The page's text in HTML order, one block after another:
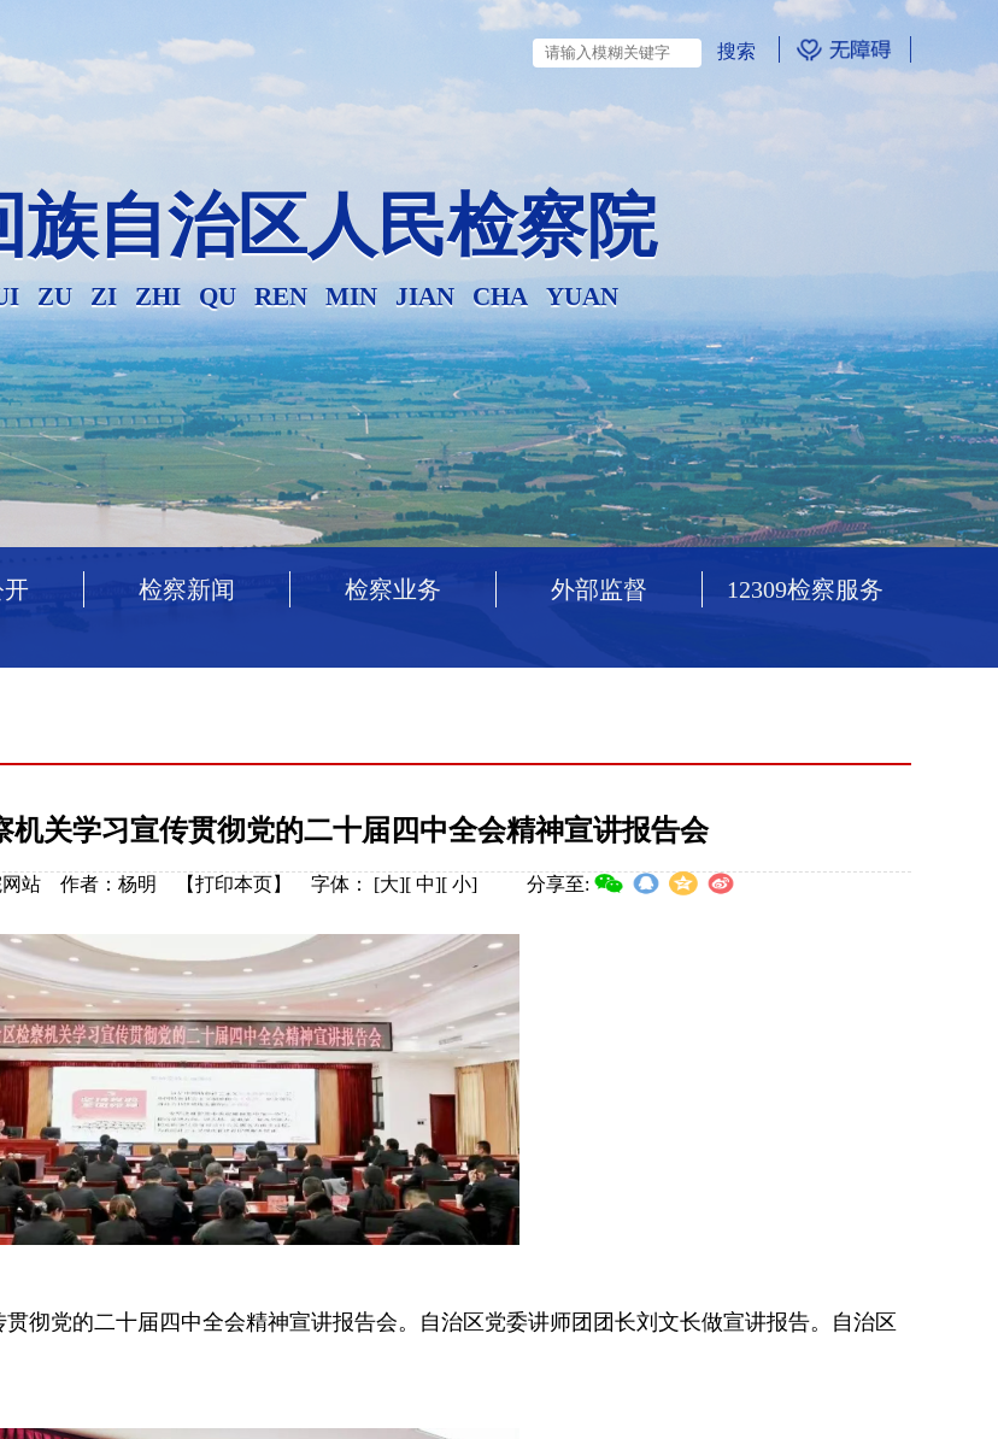
族自治区人民检察院
ZU ZI ZHI QU REN MIN JIAN CHA YUAN
开 检察新闻 检察业务 外部监督 12309检察服务
机关学习宣传贯彻党的二十届四中全会精神宣讲报告会
网站 作者：杨明 【打印本页】 字体： [大][ 中][ 小] 分享至:
党的二十届四中全会精神宣讲报告会。自治区党委讲师团团长刘文长做宣讲报告。自治区